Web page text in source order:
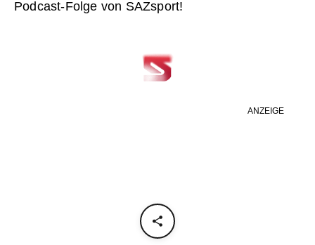
Podcast-Folge von SAZsport!
ANZEIGE